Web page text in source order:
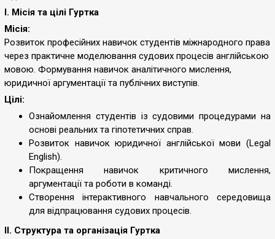
I. Місія та цілі Гуртка
Місія:
Розвиток професійних навичок студентів міжнародного права
через практичне моделювання судових процесів англійською
мовою. Формування навичок аналітичного мислення,
юридичної аргументації та публічних виступів.
Цілі:
Ознайомлення студентів із судовими процедурами на
основі реальних та гіпотетичних справ.
Розвиток навичок юридичної англійської мови (Legal
English).
Покращення навичок критичного мислення,
аргументації та роботи в команді.
Створення інтерактивного навчального середовища
для відпрацювання судових процесів.
II. Структура та організація Гуртка